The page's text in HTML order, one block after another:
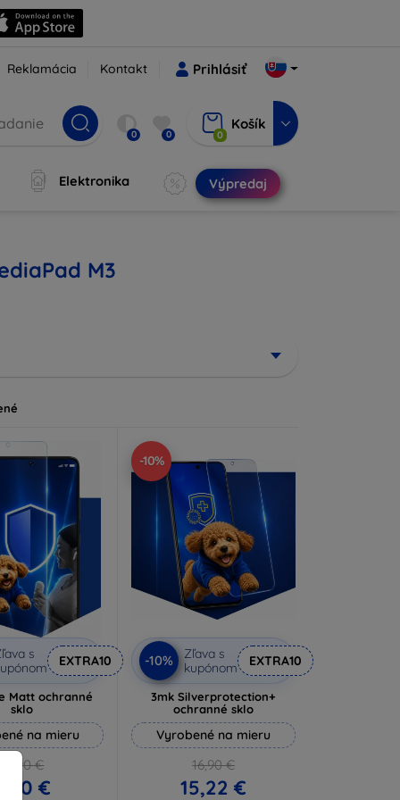
Reklamácia Kontakt Prihlásiť
0 0 0
Košík
Elektronika Výpredaj
M3
s
EXTRA10
Matt ochranné
sklo
na mieru
10,90 €
9,80 €
-10%
-10%
Zľava s
kupónom
EXTRA10
3mk Silverprotection+
ochranné sklo
Vyrobené na mieru
16,90 €
15,22 €